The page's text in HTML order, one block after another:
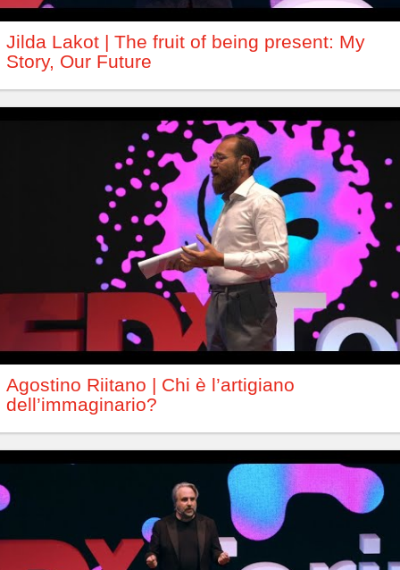
Jilda Lakot | The fruit of being present: My
Story, Our Future
Agostino Riitano | Chi è l’artigiano
dell’immaginario?